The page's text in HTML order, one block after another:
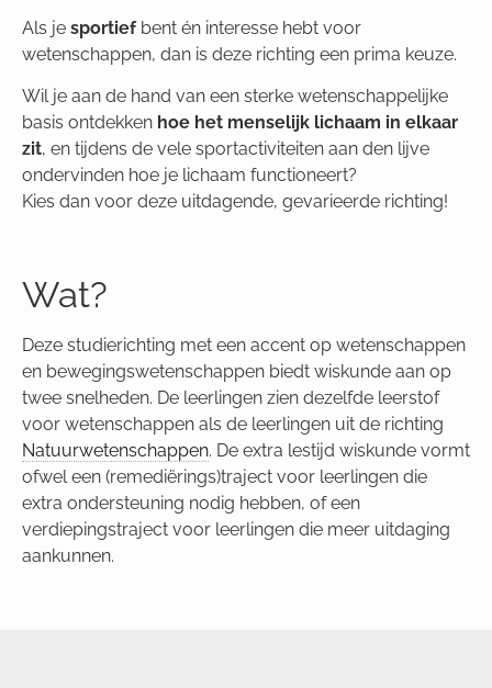
Als je sportiefbent én interesse hebt voor
wetenschappen, dan is deze richting een prima keuze.
Wil je aan de hand van een sterke wetenschappelijke
basis ontdekken hoe het menselijk lichaam in elkaar
zit, en tijdens de vele sportactiviteiten aan den lijve
ondervinden hoe je lichaam functioneert?
Kies dan voor deze uitdagende, gevarieerde richting!
Wat?
Deze studierichting met een accent op wetenschappen
en bewegingswetenschappen biedt wiskunde aan op
twee snelheden. De leerlingen zien dezelfde leerstof
voor wetenschappen als de leerlingen uit de richting
Natuurwetenschappen. De extra lestijd wiskunde vormt
ofwel een (remediërings)traject voor leerlingen die
extra ondersteuning nodig hebben, of een
verdiepingstraject voor leerlingen die meer uitdaging
aankunnen.